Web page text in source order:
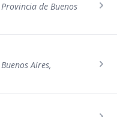
de Buenos
Aires,